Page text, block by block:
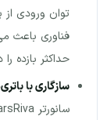
توان ورودی
فناوری باعث
حداکثر بازده
سازگاری با